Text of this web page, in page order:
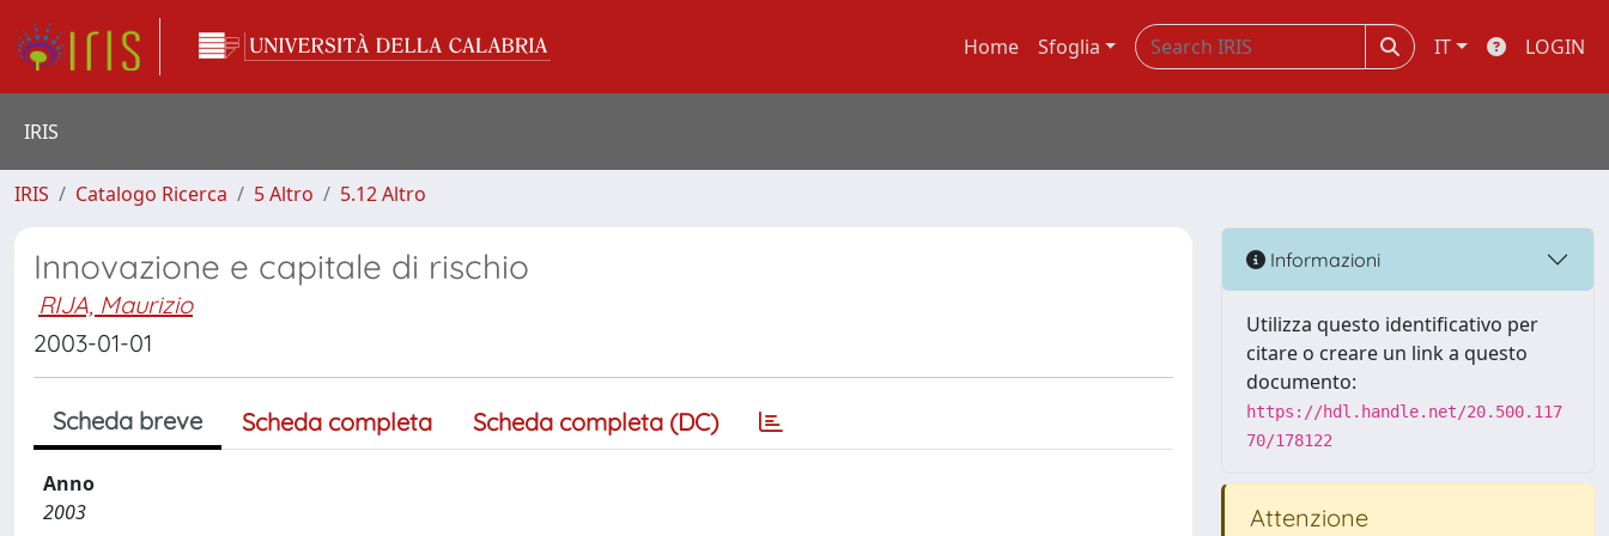
Home Sfoglia IT LOGIN
IRIS
IRIS Catalogo Ricerca 5 Altro 5.12 Altro
Innovazione e capitale di rischio
RIJA, Maurizio
2003-01-01
Scheda breve Scheda completa Scheda completa (DC)
Anno
2003
Informazioni
Utilizza questo identificativo per
citare o creare un link a questo
documento:
https://hdl.handle.net/20.500.117
70/178122
Attenzione